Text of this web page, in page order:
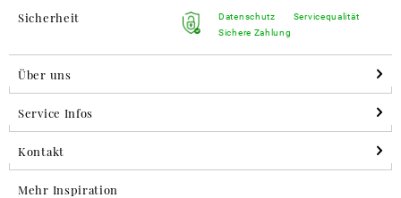
Sicherheit
Datenschutz
Sichere Zahlung
Servicequalität
Über uns
Service Infos
Kontakt
Mehr Inspiration